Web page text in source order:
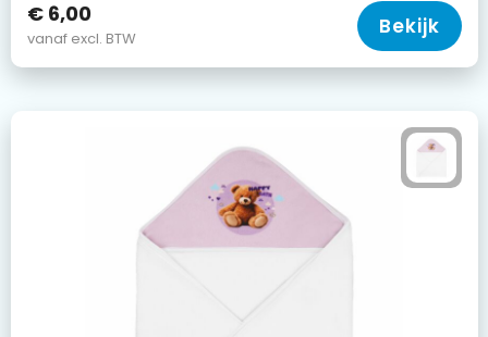
€ 6,00
vanaf excl. BTW Bekijk